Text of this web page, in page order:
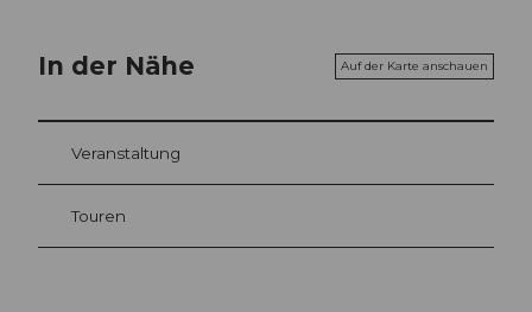
In der Nähe Auf der Karte anschauen
Veranstaltung
Touren